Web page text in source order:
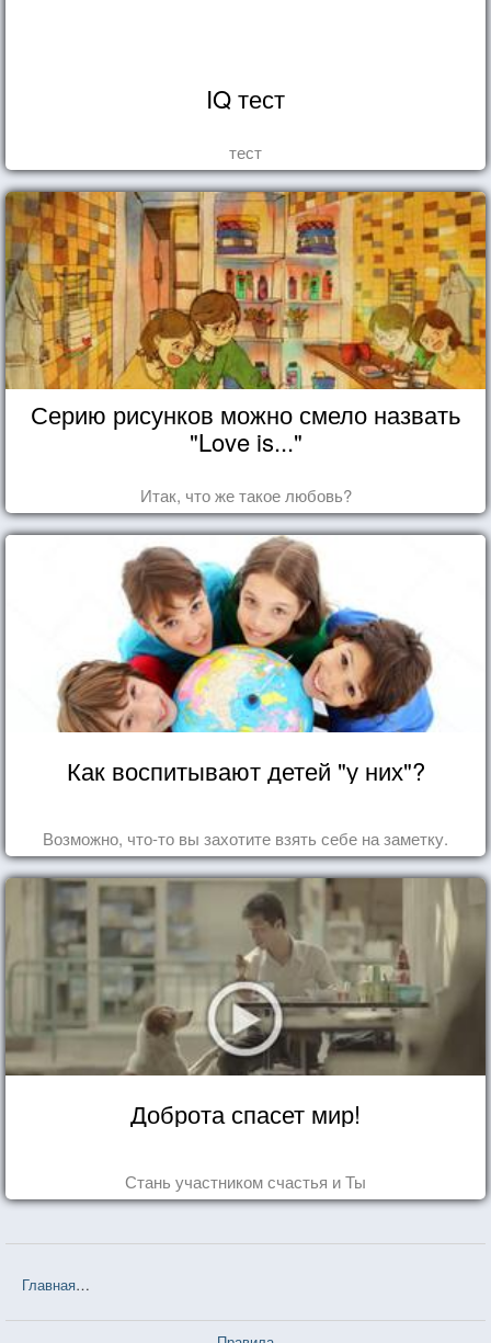
IQ тест
тест
Серию рисунков можно смело назвать
"Love is..."
Итак, что же такое любовь?
Как воспитывают детей "у них"?
Возможно, что-то вы захотите взять себе на заметку.
Доброта спасет мир!
Стань участником счастья и Ты
Главная